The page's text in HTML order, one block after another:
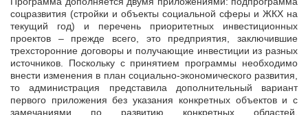
соцразвития (стройки и объекты социальной сферы и ЖКХ на
текущий год) и перечень приоритетных инвестиционных
проектов – прежде всего, это предприятия, заключившие
трехсторонние договоры и получающие инвестиции из разных
источников. Поскольку с принятием программы необходимо
внести изменения в план социально-экономического развития,
то администрация представила дополнительный вариант
первого приложения без указания конкретных объектов и с
замечаниями по развитию конкретных областей,